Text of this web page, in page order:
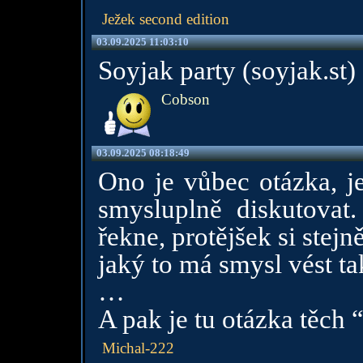
Ježek second edition
03.09.2025 11:03:10
Soyjak party (soyjak.st)
Cobson
03.09.2025 08:18:49
Ono je vůbec otázka,
smysluplně
řekne, protějšek si
jaký to má smysl vést
…
A pak je tu otázka těch
Michal-222